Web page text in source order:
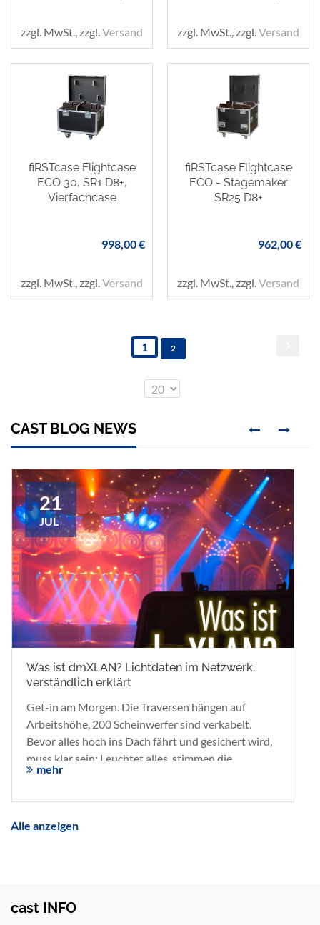
zzgl. MwSt., zzgl.Versand zzgl. MwSt., zzgl.Versand
fiRSTcase Flightcase
ECO 30, SR1 D8+,
Vierfachcase
998,00 €
zzgl. MwSt., zzgl.Versand
fiRSTcase Flightcase
ECO - Stagemaker
SR25 D8+
962,00 €
zzgl. MwSt., zzgl.Versand
Seite
Sie
gerade
1 Seite
2
CAST BLOG NEWS
21
JUL
Was ist dmXLAN? Lichtdaten im Netzwerk,
verständlich erklärt
Get-in am Morgen. Die Traversen hängen auf
Arbeitshöhe, 200 Scheinwerfer sind verkabelt.
Bevor alles hoch ins Dach fährt und gesichert wird,
muss klar sein: Leuchtet alles, stimmen die
Adressen, bewegen sich die Köpfe? Was erst oben
gar nicht gepatcht, oder der Operator kommt erst
Scheinwerfer direkt aus dem Netzwerk. Der
mehr
Alle anzeigen
cast INFO